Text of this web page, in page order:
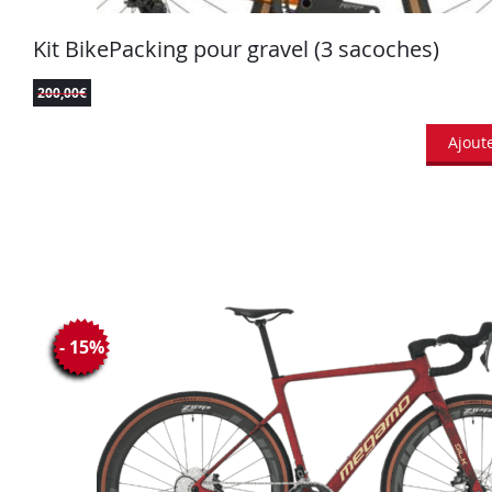
Kit BikePacking pour gravel (3 sacoches)
200,00€
- 15%